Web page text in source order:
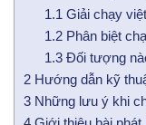
1.1 Giải chạy
1.2Phân biệt
1.3Đối tượng
2 Hướng dẫn kỹ
3 Những lưu ý khi